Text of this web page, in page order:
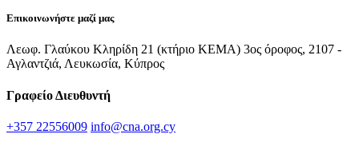
Επικοινωνήστε μαζί μας
Λεωφ. Γλαύκου Κληρίδη 21 (κτήριο ΚΕΜΑ) 3ος όροφος, 2107 -
Αγλαντζιά, Λευκωσία, Κύπρος
Γραφείο Διευθυντή
+357 22556009 info@cna.org.cy